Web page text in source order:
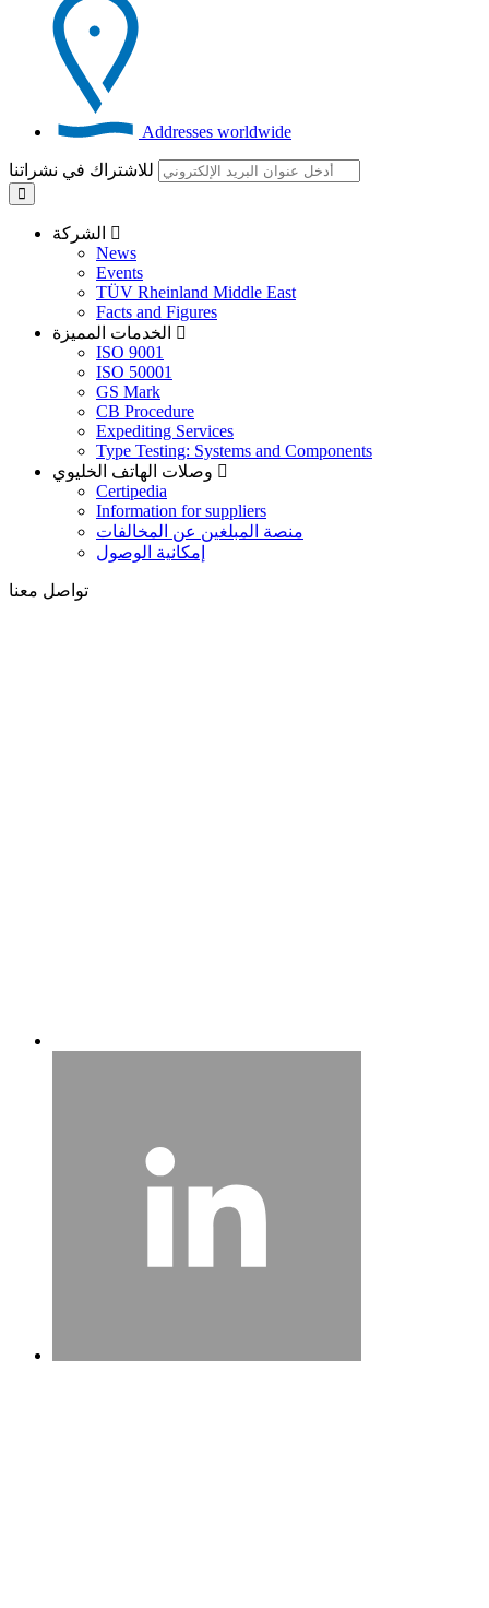
Addresses worldwide
News
Events
TÜV Rheinland Middle East
Facts and Figures
ISO 9001
ISO 50001
GS Mark
CB Procedure
Expediting Services
Type Testing: Systems and Components
Certipedia
Information for suppliers
منصة المبلغين عن المخالفات
إمكانية الوصول
تواصل معنا